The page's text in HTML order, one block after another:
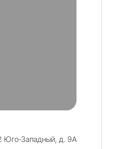
Юго-Западный, д. 9А